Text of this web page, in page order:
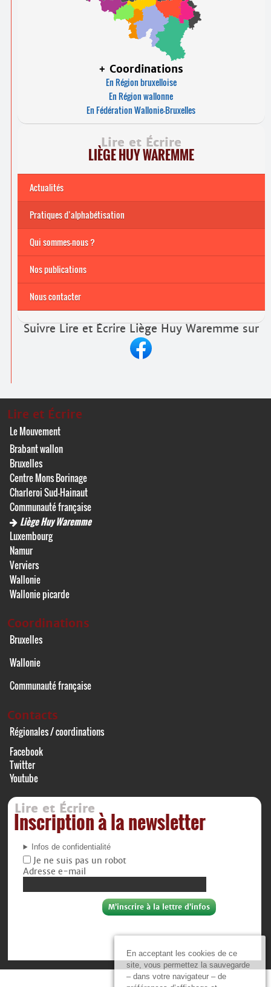
En acceptant les cookies de ce
site, vous permettez la sauvegarde
– dans votre navigateur – de
+ Coordinations
En Région bruxelloise
En Région wallonne
En Fédération Wallonie-Bruxelles
Lire et Écrire
LIÈGE HUY WAREMME
Actualités
Pratiques d’alphabétisation
Archives
Formations continuées 2026-2027
Qui sommes-nous ?
Nos publications
Nous contacter
Suivre Lire et Écrire Liège Huy Waremme sur
Lire et Écrire
Le Mouvement
Brabant wallon
Bruxelles
Centre Mons Borinage
Charleroi Sud-Hainaut
Communauté française
Liège Huy Waremme
Luxembourg
Namur
Verviers
Wallonie
Wallonie picarde
Coordinations
Bruxelles
Wallonie
Communauté française
Contacts
Régionales / coordinations
Facebook
Twitter
Youtube
Lire et Écrire
Inscription à la newsletter
Infos de confidentialité
Je ne suis pas un robot
Adresse e-mail